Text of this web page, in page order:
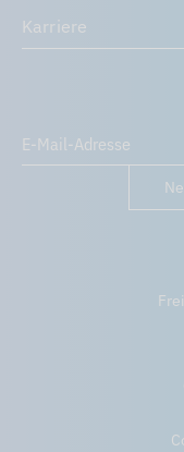
Karriere